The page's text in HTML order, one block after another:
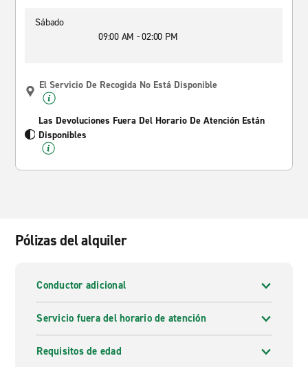
Sábado
09:00 AM - 02:00 PM
El Servicio De Recogida No Está Disponible
Las Devoluciones Fuera Del Horario De Atención Están
Disponibles
Pólizas del alquiler
Conductor adicional
Servicio fuera del horario de atención
Requisitos de edad